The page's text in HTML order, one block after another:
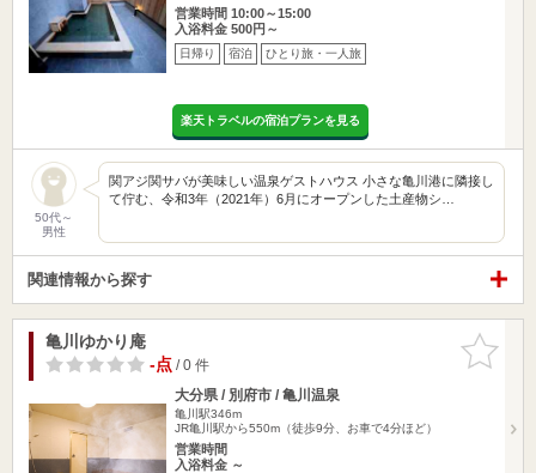
営業時間 10:00～15:00
入浴料金 500円～
日帰り 宿泊 ひとり旅・一人旅
楽天トラベルの宿泊プランを見る
50代～
男性
関アジ関サバが美味しい温泉ゲストハウス 小さな亀川港に隣接し
て佇む、令和3年（2021年）6月にオープンした土産物シ…
関連情報から探す
お気に入
りに追加
亀川ゆかり庵
-点/ 0 件
大分県 / 別府市 / 亀川温泉
亀川駅346m
JR亀川駅から550m（徒歩9分、お車で4分ほど）
営業時間
入浴料金 ～